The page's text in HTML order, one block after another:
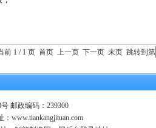
前 1 / 1 页 首页 上一页 下一页 末页 跳转到第
邮政编码：239300
www.tiankangjituan.com